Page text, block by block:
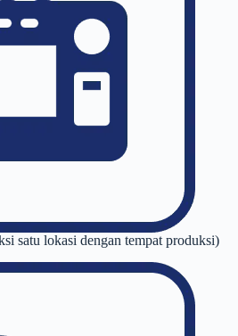
satu lokasi dengan tempat produksi)